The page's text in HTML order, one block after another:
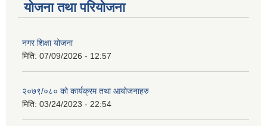
योजना तथा परियोजना
नगर शिक्षा योजना
मिति: 07/09/2026 - 12:57
२०७९/०८० को कार्यक्रम तथा आयोजनाहरु
मिति: 03/24/2023 - 22:54